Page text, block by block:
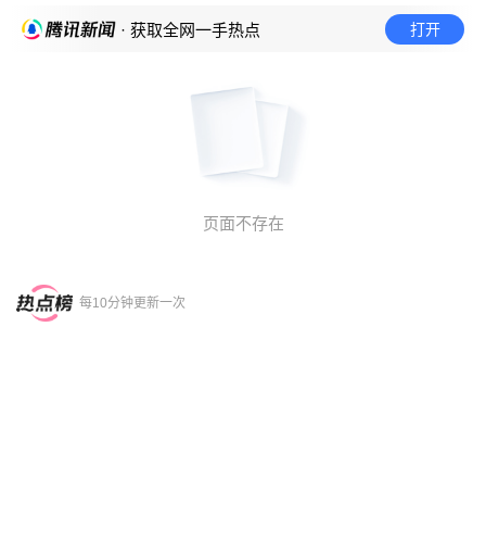
· 获取全网一手热点 打开
页面不存在
每10分钟更新一次